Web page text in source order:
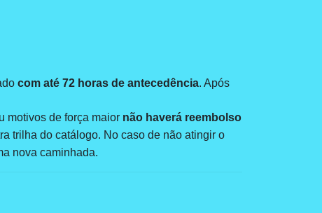
com até 72 horas de antecedência. Após
motivos de força maior não haverá reembolso
trilha do catálogo. No caso de não atingir o
nova caminhada.